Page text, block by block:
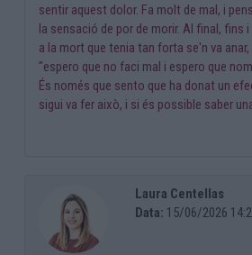
sentir aquest dolor. Fa molt de mal, i
la sensació de por de morir. Al final, fins
a la mort que tenia tan forta se'n va
"espero que no faci mal i espero que
És només que sento que ha donat un
sigui va fer això, i si és possible saber
Laura Centellas
Data: 15/06/2026